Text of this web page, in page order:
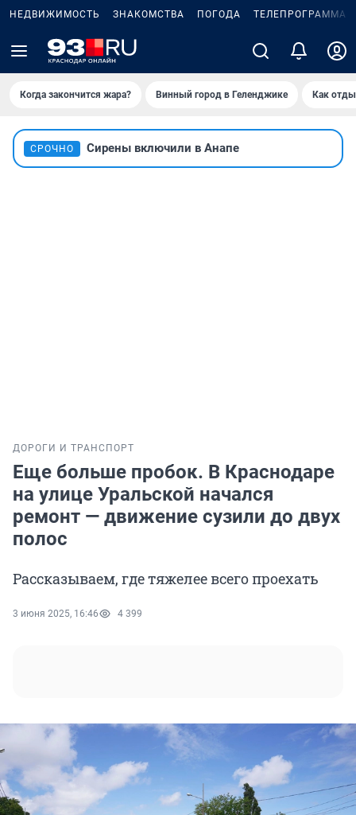
НЕДВИЖИМОСТЬ ЗНАКОМСТВА ПОГОДА ТЕЛЕПРОГРАММА
Когда закончится жара? Винный город в Геленджике Как
СРОЧНО Сирены включили в Анапе
ДОРОГИ И ТРАНСПОРТ
Еще больше пробок. В Краснодаре
на улице Уральской начался
ремонт — движение сузили до двух
полос
Рассказываем, где тяжелее всего проехать
3 июня 2025, 16:46 4 399